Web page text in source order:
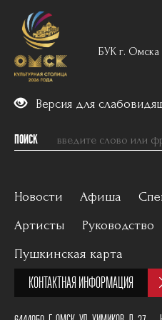
БУК г. Омска
Версия для
ПОИСК
Новости Афиша
Артисты Руководство
Пушкинская карта
КОНТАКТНАЯ ИНФОРМАЦИЯ